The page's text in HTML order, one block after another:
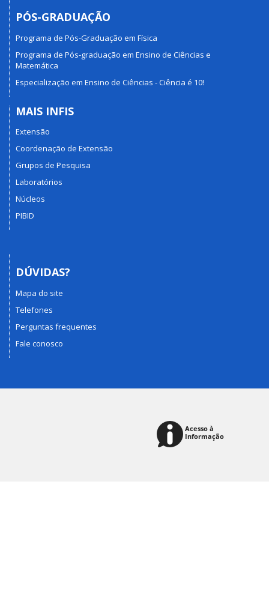
PÓS-GRADUAÇÃO
Programa de Pós-Graduação em Física
Programa de Pós-graduação em Ensino de Ciências e
Matemática
Especialização em Ensino de Ciências - Ciência é 10!
MAIS INFIS
Extensão
Coordenação de Extensão
Grupos de Pesquisa
Laboratórios
Núcleos
PIBID
DÚVIDAS?
Mapa do site
Telefones
Perguntas frequentes
Fale conosco